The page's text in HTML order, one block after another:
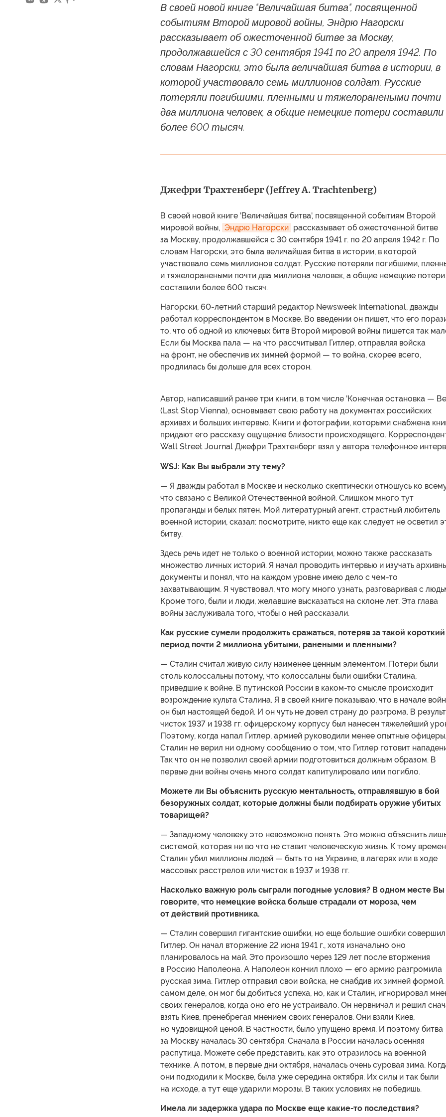
В своей новой книге "Величайшая битва", посвященной
событиям Второй мировой войны, Эндрю Нагорски
рассказывает об ожесточенной битве за Москву,
продолжавшейся с 30 сентября 1941 по 20 апреля 1942. По
словам Нагорски, это была величайшая битва в истории, в
которой участвовало семь миллионов солдат. Русские
потеряли погибшими, пленными и тяжелоранеными почти
два миллиона человек, а общие немецкие потери составили
более 600 тысяч.
Джефри Трахтенберг (Jeffrey A. Trachtenberg)
В своей новой книге 'Величайшая битва', посвященной событиям Второй
мировой войны, Эндрю Нагорски рассказывает об ожесточенной битве
за Москву, продолжавшейся с 30 сентября 1941 г. по 20 апреля 1942 г. По
словам Нагорски, это была величайшая битва в истории, в которой
участвовало семь миллионов солдат. Русские потеряли погибшими,
и тяжелоранеными почти два миллиона человек, а общие немецкие потери
составили более 600 тысяч.
Нагорски, 60-летний старший редактор Newsweek International, дважды
работал корреспондентом в Москве. Во введении он пишет, что его
то, что об одной из ключевых битв Второй мировой войны пишется так
Если бы Москва пала — на что рассчитывал Гитлер, отправляя войска
на фронт, не обеспечив их зимней формой — то война, скорее всего,
продлилась бы дольше для всех сторон.
Автор, написавший ранее три книги, в том числе 'Конечная остановка —
(Last Stop Vienna), основывает свою работу на документах российских
архивах и больших интервью. Книги и фотографии, которыми снабжена
придают его рассказу ощущение близости происходящего.
Wall Street Journal Джефри Трахтенберг взял у автора телефонное
WSJ: Как Вы выбрали эту тему?
— Я дважды работал в Москве и несколько скептически отношусь ко
что связано с Великой Отечественной войной. Слишком много тут
пропаганды и белых пятен. Мой литературный агент, страстный любитель
военной истории, сказал: посмотрите, никто еще как следует не осветил
битву.
Здесь речь идет не только о военной истории, можно также рассказать
множество личных историй. Я начал проводить интервью и изучать
документы и понял, что на каждом уровне имею дело с чем-то
захватывающим. Я чувствовал, что могу много узнать, разговаривая с
Кроме того, были и люди, желавшие высказаться на склоне лет. Эта глава
войны заслуживала того, чтобы о ней рассказали.
Как русские сумели продолжить сражаться, потеряв за такой короткий
период почти 2 миллиона убитыми, ранеными и пленными?
— Сталин считал живую силу наименее ценным элементом. Потери были
столь колоссальны потому, что колоссальны были ошибки Сталина,
приведшие к войне. В путинской России в каком-то смысле происходит
возрождение культа Сталина. Я в своей книге показываю, что в начале
он был настоящей бедой. И он чуть не довел страну до разгрома. В
чисток 1937 и 1938 гг. офицерскому корпусу был нанесен тяжелейший
Поэтому, когда напал Гитлер, армией руководили менее опытные
Сталин не верил ни одному сообщению о том, что Гитлер готовит
Так что он не позволил своей армии подготовиться должным образом. В
первые дни войны очень много солдат капитулировало или погибло.
Можете ли Вы объяснить русскую ментальность, отправлявшую в бой
безоружных солдат, которые должны были подбирать оружие убитых
товарищей?
— Западному человеку это невозможно понять. Это можно объяснить
системой, которая ни во что не ставит человеческую жизнь. К тому
Сталин убил миллионы людей — быть то на Украине, в лагерях или в ходе
массовых расстрелов или чисток в 1937 и 1938 гг.
Насколько важную роль сыграли погодные условия? В одном месте Вы
говорите, что немецкие войска больше страдали от мороза, чем
от действий противника.
— Сталин совершил гигантские ошибки, но еще большие ошибки совершил
Гитлер. Он начал вторжение 22 июня 1941 г., хотя изначально оно
планировалось на май. Это произошло через 129 лет после вторжения
в Россию Наполеона. А Наполеон кончил плохо — его армию разгромила
русская зима. Гитлер отправил свои войска, не снабдив их зимней
самом деле, он мог бы добиться успеха, но, как и Сталин, игнорировал
своих генералов, когда оно его не устраивало. Он нервничал и решил
взять Киев, пренебрегая мнением своих генералов. Они взяли Киев,
но чудовищной ценой. В частности, было упущено время. И поэтому битва
за Москву началась 30 сентября. Сначала в России началась осенняя
распутица. Можете себе представить, как это отразилось на военной
технике. А потом, в первые дни октября, началась очень суровая зима.
они подходили к Москве, была уже середина октября. Их силы и так были
на исходе, а тут еще ударили морозы. В таких условиях не победишь.
Имела ли задержка удара по Москве еще какие-то последствия?